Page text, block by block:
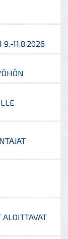
9.-11.8.2026
ALOITTAVAT